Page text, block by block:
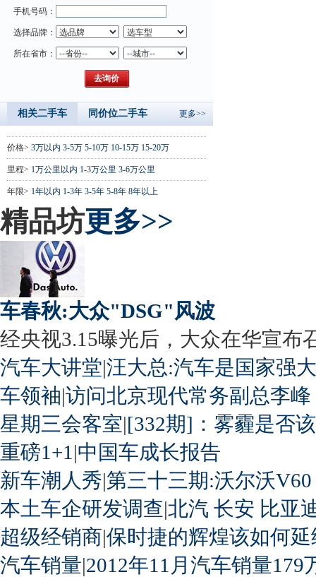
手机号码：
选择品牌：
所在省市：
相关二手车 同价位二手车 更多>>
价格> 3万以内 3-5万 5-10万 10-15万 15-20万
里程> 1万公里以内 1-3万公里 3-6万公里
年限> 1年以内 1-3年 3-5年 5-8年 8年以上
精品坊更多>>
车春秋:大众"DSG"风波
经央视3.15曝光后，大众在华宣布
汽车大讲堂|汪大总:汽车是国家强
车领袖|访问北京现代常务副总李峰
星期三会客室|[332期]：雾霾是否
重磅1+1 |中国车成长报告
新车潮人秀|第三十三期:沃尔沃
本土车企研发调查|北汽 长安 比亚
超级经销商|保时捷的辉煌该如何延
汽车销量|2012年11月汽车销量179